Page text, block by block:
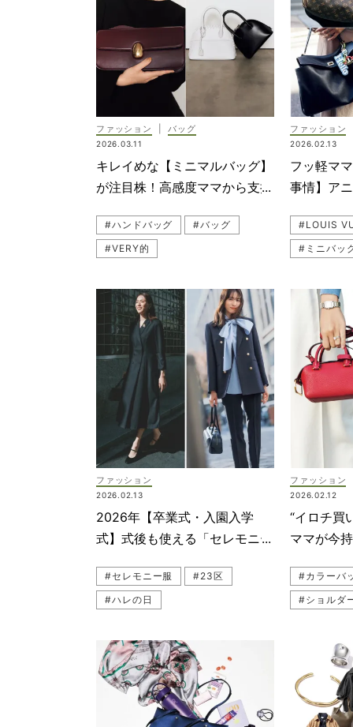
#パンツ
#Ameri（
#セットア
#ジャケッ
#お仕事マ
#バッグ
#ハレの日
#園行事
#ハンドバ
ファッション バッグ
2026.03.11
キレイめな【ミニマルバッグ】
が注目株！高感度ママから支持
#ハンドバッグ
#バッグ
#VERY的
#ママファッション
#通勤
#母行事
#ショルダーバッグ
#黒バッグ
#桐谷美玲
ファッション
2026.02.13
フッ軽マ
事情】ア
#ミニバッ
#VASIC（
#Valextra
#ブランド
#ハンドバ
#チーム
#ショルダ
ファッション
2026.02.13
2026年【卒業式・入園入学
式】式後も使える「セレモニー
#セレモニー服
#23区
#ハレの日
#園行事
#グリーンレーベル リラクシング
#セレモニー
#ANAYI（アナイ）
#母行事
ファッション
2026.02.12
“イロチ買
ママが今
#カラーバ
#ショルダ
#ブランド
#チーム
#VASIC（
#Valextra